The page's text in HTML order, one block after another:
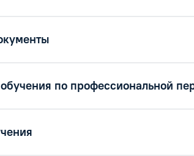
по профессиональной